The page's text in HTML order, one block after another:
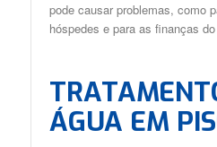
pode causar problemas, como
hóspedes e para as finanças
ÁGUA EM